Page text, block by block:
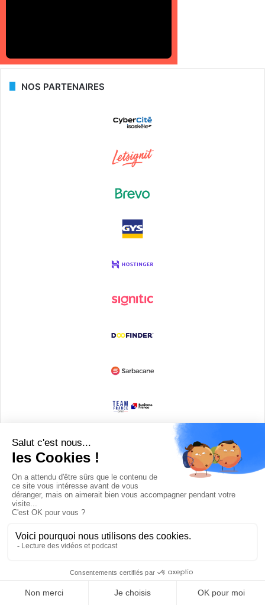
NOS PARTENAIRES
Devenir partenaire
© Copyright 2008 / 2026,DECODE MEDIA, The Innovation Media
Company.All Rights Reserved
TwitterRSS